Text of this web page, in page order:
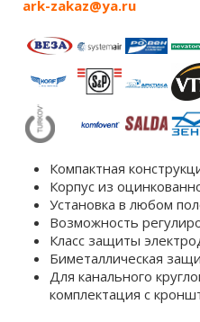
ark-zakaz@ya.ru
Компактная
Корпус из
Установка в любом
Возможность
Класс защиты
Биметаллическая
Для канального
комплектация c